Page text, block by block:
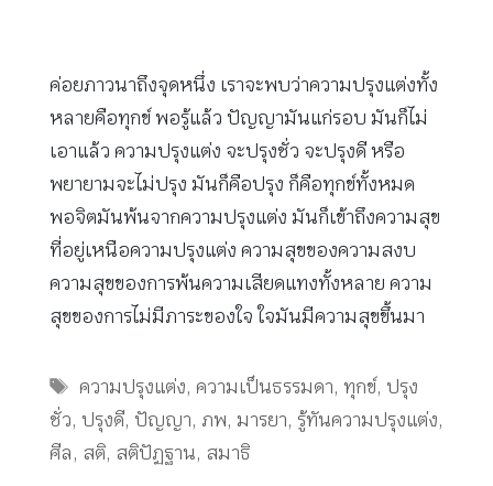
ค่อยภาวนาถึงจุดหนึ่ง เราจะพบว่าความปรุงแต่งทั้ง
หลายคือทุกข์ พอรู้แล้ว ปัญญามันแก่รอบ มันก็ไม่
เอาแล้ว ความปรุงแต่ง จะปรุงชั่ว จะปรุงดี หรือ
พยายามจะไม่ปรุง มันก็คือปรุง ก็คือทุกข์ทั้งหมด
พอจิตมันพ้นจากความปรุงแต่ง มันก็เข้าถึงความสุข
ที่อยู่เหนือความปรุงแต่ง ความสุขของความสงบ
ความสุขของการพ้นความเสียดแทงทั้งหลาย ความ
สุขของการไม่มีภาระของใจ ใจมันมีความสุขขึ้นมา
Tags
ความปรุงแต่ง,ความเป็นธรรมดา, ทุกข์, ปรุง
ชั่ว, ปรุงดี, ปัญญา, ภพ, มารยา, รู้ทันความปรุงแต่ง,
ศีล, สติ, สติปัฏฐาน, สมาธิ